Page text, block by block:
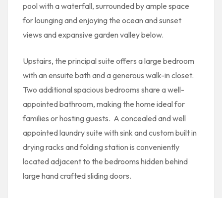
pool with a waterfall, surrounded by ample space
for lounging and enjoying the ocean and sunset
views and expansive garden valley below.
Upstairs, the principal suite offers a large bedroom
with an ensuite bath and a generous walk-in closet.
Two additional spacious bedrooms share a well-
appointed bathroom, making the home ideal for
families or hosting guests. A concealed and well
appointed laundry suite with sink and custom built in
drying racks and folding station is conveniently
located adjacent to the bedrooms hidden behind
large hand crafted sliding doors.